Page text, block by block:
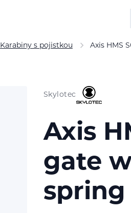
Karabiny s pojistkou Axis HMS
Skylotec
Axis
gate
spring